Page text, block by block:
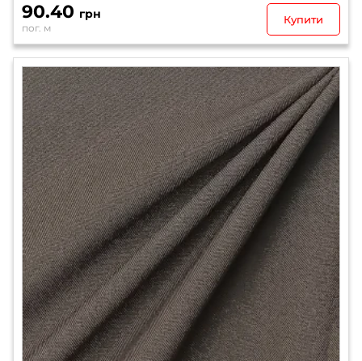
90.40 грн
пог. м
Купити